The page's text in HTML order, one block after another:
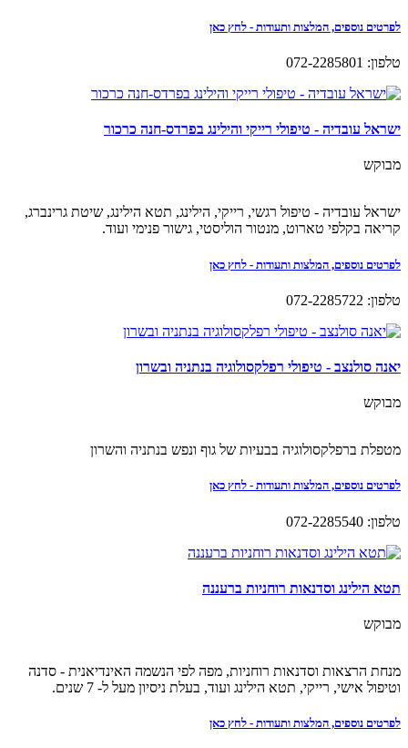
לפרטים נוספים, המלצות ותעודות - לחץ כאן
טלפון: 072-2285801
ישראל עובדיה - טיפולי רייקי והילינג בפרדס-חנה כרכור
מבוקש
ישראל עובדיה - טיפול רגשי, רייקי, הילינג, תטא הילינג, שיטת גרינברג,
קריאה בקלפי טארוט, מנטור הוליסטי, גישור פנימי ועוד.
לפרטים נוספים, המלצות ותעודות - לחץ כאן
טלפון: 072-2285722
יאנה סולנצב - טיפולי רפלקסולוגיה בנתניה ובשרון
מבוקש
מטפלת ברפלקסולוגיה בבעיות של גוף ונפש בנתניה והשרון
לפרטים נוספים, המלצות ותעודות - לחץ כאן
טלפון: 072-2285540
תטא הילינג וסדנאות רוחניות ברעננה
מבוקש
מנחת הרצאות וסדנאות רוחניות, מפה לפי הנשמה האינדיאנית - סדנה
וטיפול אישי, רייקי, תטא הילינג ועוד, בעלת ניסיון מעל ל- 7 שנים.
לפרטים נוספים, המלצות ותעודות - לחץ כאן